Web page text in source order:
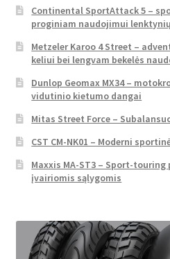
Continental SportAttack 5 –
proginiam naudojimui
Metzeler Karoo 4 Street –
keliui bei lengvam bekelės
Dunlop Geomax MX34 –
vidutinio kietumo dangai
Mitas Street Force –
CST CM-NK01 – Moderni
Maxxis MA-ST3 – Sport-
įvairiomis sąlygomis